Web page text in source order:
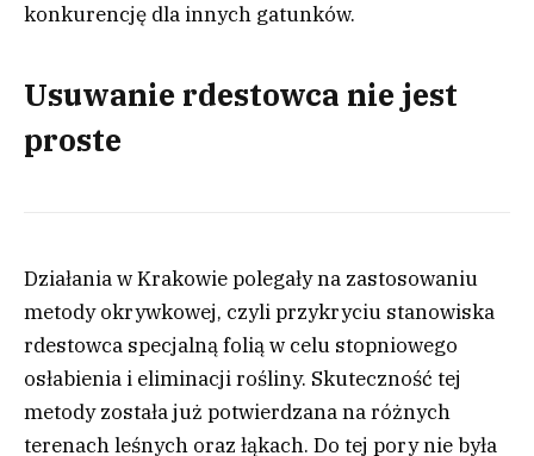
konkurencję dla innych gatunków.
Usuwanie rdestowca nie jest
proste
Działania w Krakowie polegały na zastosowaniu
metody okrywkowej, czyli przykryciu stanowiska
rdestowca specjalną folią w celu stopniowego
osłabienia i eliminacji rośliny. Skuteczność tej
metody została już potwierdzana na różnych
terenach leśnych oraz łąkach. Do tej pory nie była